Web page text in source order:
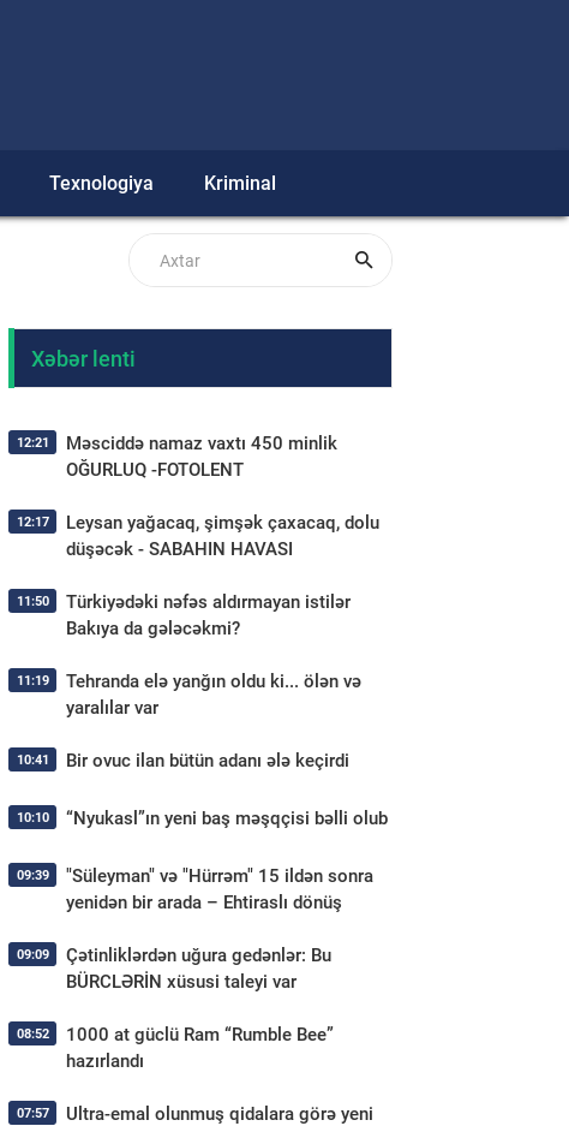
Texnologiya Kriminal
Xəbər lenti
12:21
Məsciddə namaz vaxtı 450 minlik
OĞURLUQ -FOTOLENT
12:17
Leysan yağacaq, şimşək çaxacaq, dolu
düşəcək - SABAHIN HAVASI
11:50
Türkiyədəki nəfəs aldırmayan istilər
Bakıya da gələcəkmi?
11:19
Tehranda elə yanğın oldu ki... ölən və
yaralılar var
10:41 Bir ovuc ilan bütün adanı ələ keçirdi
10:10 “Nyukasl”ın yeni baş məşqçisi bəlli olub
09:39
"Süleyman" və "Hürrəm" 15 ildən sonra
yenidən bir arada – Ehtiraslı dönüş
09:09
Çətinliklərdən uğura gedənlər: Bu
BÜRCLƏRİN xüsusi taleyi var
08:52
1000 at güclü Ram “Rumble Bee”
hazırlandı
07:57
Ultra-emal olunmuş qidalara görə yeni